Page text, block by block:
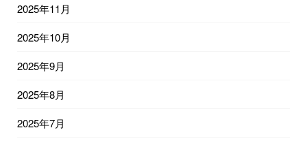
2025年11月
2025年10月
2025年9月
2025年8月
2025年7月